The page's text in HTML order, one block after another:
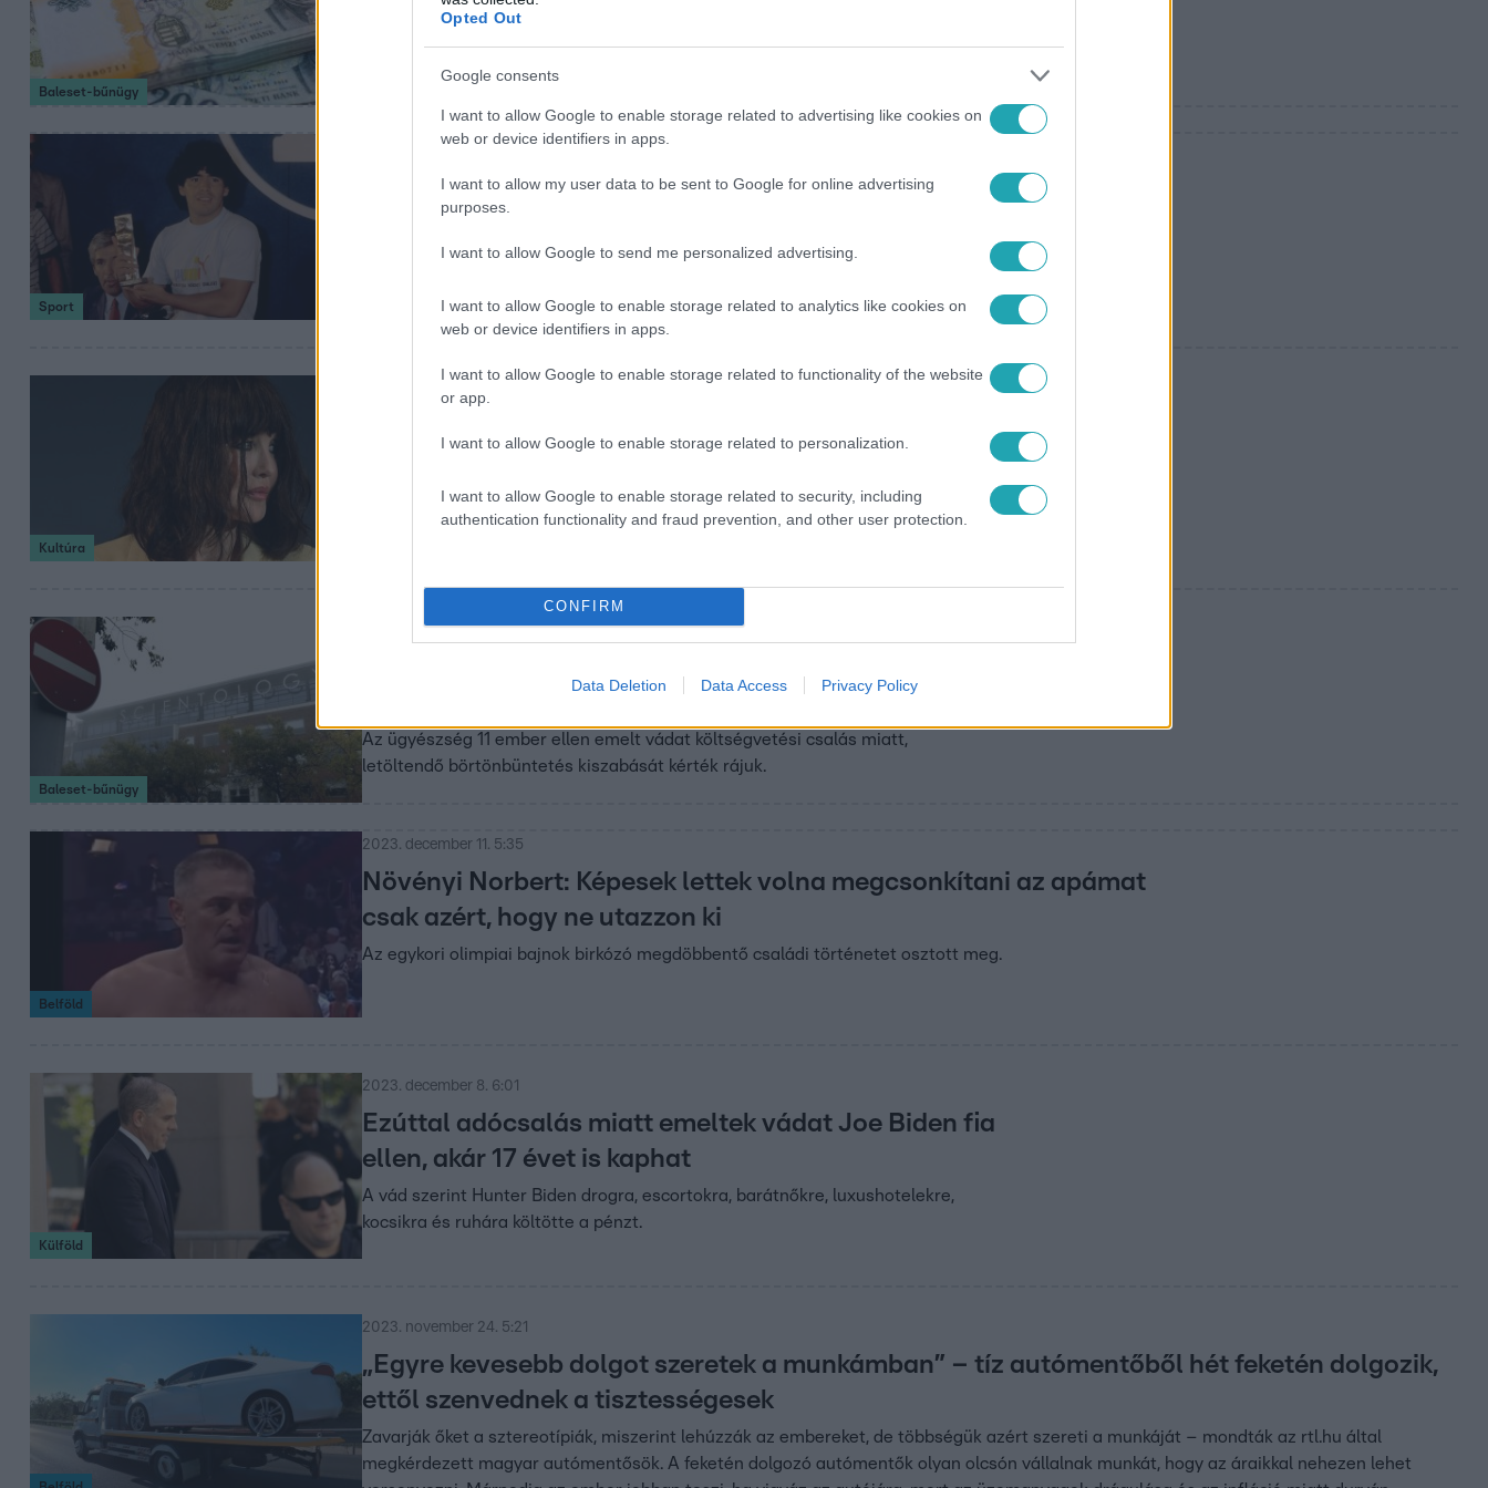
Opted Out
Google consents
I want to allow Google to enable storage related to advertising like cookies on
web or device identifiers in apps.
I want to allow my user data to be sent to Google for online advertising
purposes.
I want to allow Google to send me personalized advertising.
I want to allow Google to enable storage related to analytics like cookies on
web or device identifiers in apps.
I want to allow Google to enable storage related to functionality of the website
or app.
I want to allow Google to enable storage related to personalization.
I want to allow Google to enable storage related to security, including
authentication functionality and fraud prevention, and other user protection.
CONFIRM
Data Deletion Data Access Privacy Policy
Baleset-bűnügy
Sport
2024. január 5. 17:15
Három évtized után
kimondták: Maradona nem
adócsaló
Kultúra
Két év felfüggesztett börtönre ítélték a legendás francia
Ügyesen sakkozott a milliókkal, legalábbis azt hitte – lebukott.
Baleset-bűnügy
2023. december 11. 12:55
hatszázmilliós adócsalási ügyében
Az ügyészség 11 ember ellen emelt vádat költségvetési csalás miatt,
letöltendő börtönbüntetés kiszabását kérték rájuk.
Belföld
2023. december 11. 5:35
Növényi Norbert: Képesek lettek volna megcsonkítani az apámat
csak azért, hogy ne utazzon ki
Az egykori olimpiai bajnok birkózó megdöbbentő családi történetet osztott meg.
Külföld
2023. december 8. 6:01
Ezúttal adócsalás miatt emeltek vádat Joe Biden fia
ellen, akár 17 évet is kaphat
A vád szerint Hunter Biden drogra, escortokra, barátnőkre, luxushotelekre,
kocsikra és ruhára költötte a pénzt.
2023. november 24. 5:21
„Egyre kevesebb dolgot szeretek a munkámban” – tíz autómentőből hét feketén dolgozik,
ettől szenvednek a tisztességesek
Zavarják őket a sztereotípiák, miszerint lehúzzák az embereket, de többségük azért szereti a munkáját – mondták az rtl.hu által
megkérdezett magyar autómentősök. A feketén dolgozó autómentők olyan olcsón vállalnak munkát, hogy az áraikkal nehezen lehet